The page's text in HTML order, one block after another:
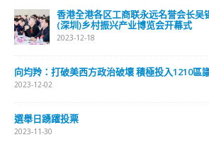
香港全港各区工商联永远名誉会长吴
(深圳)乡村振兴产业博览会开幕式
2023-12-18
向均羚：打破美西方政治破壞 積極投入1210區
2023-12-02
選舉日踴躍投票
2023-11-30